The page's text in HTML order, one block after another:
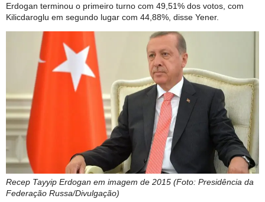
Erdogan terminou o primeiro turno com 49,51% dos votos, com
Kilicdaroglu em segundo lugar com 44,88%, disse Yener.
Recep Tayyip Erdogan em imagem de 2015 (Foto: Presidência da
Federação Russa/Divulgação)